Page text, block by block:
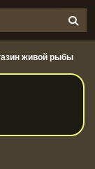
живой рыбы